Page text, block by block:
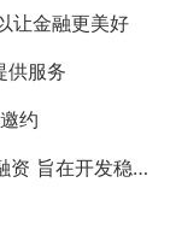
让金融更美好
供服务
约
发稳定加密货币